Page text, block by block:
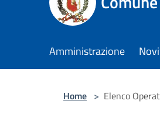
Amministrazione
Home > Elenco